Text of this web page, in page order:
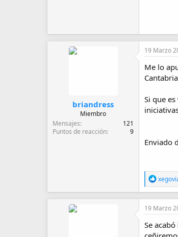
briandress
Miembro
Mensajes
121
Puntos de reacción
9
19 Marzo
Me lo
Si que
Enviado
R
e
a
c
o
n
19 Marzo
Se